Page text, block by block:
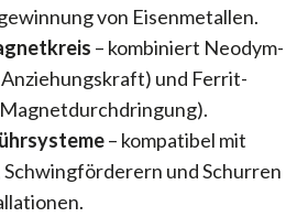
von Eisenmetallen.
– kombiniert Neodym-
und Ferrit-
– kompatibel mit
und Schurren